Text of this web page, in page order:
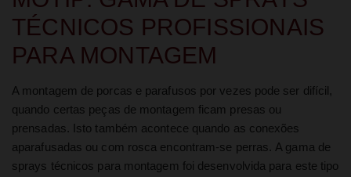
TÉCNICOS PROFISSIONAIS
PARA MONTAGEM
A montagem de porcas e parafusos por vezes pode ser difícil,
quando certas peças de montagem ficam presas ou
prensadas. Isto também acontece quando as conexões
aparafusadas ou com rosca encontram-se perras. A gama de
sprays técnicos para montagem foi desenvolvida para este tipo